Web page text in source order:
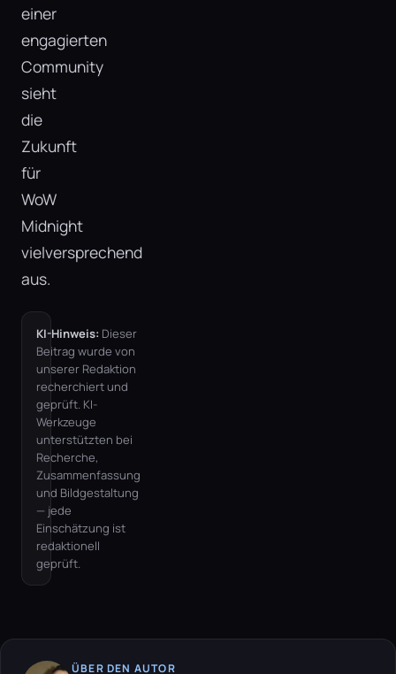
einer
engagierten
Community
sieht
die
Zukunft
für
WoW
Midnight
vielversprechend
aus.
KI-Hinweis: Dieser
Beitrag wurde von
unserer Redaktion
recherchiert und
geprüft. KI-
Werkzeuge
unterstützten bei
Recherche,
Zusammenfassung
und Bildgestaltung
— jede
Einschätzung ist
redaktionell
geprüft.
ÜBER DEN AUTOR